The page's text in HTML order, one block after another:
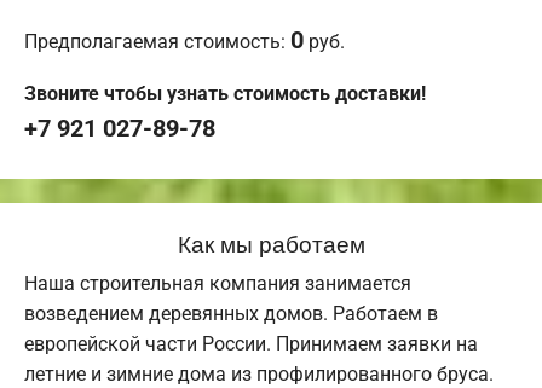
Предполагаемая стоимость: 0 руб.
Звоните чтобы узнать стоимость доставки!
+7 921 027-89-78
Как мы работаем
Наша строительная компания занимается
возведением деревянных домов. Работаем в
европейской части России. Принимаем заявки на
летние и зимние дома из профилированного бруса.